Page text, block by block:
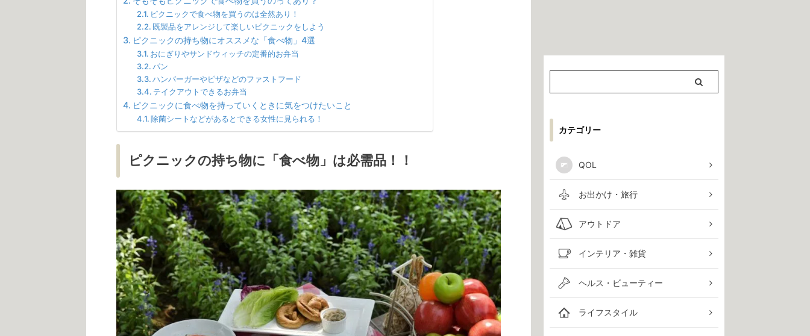
ピクニックで食べ物を買うのは全然あり！
既製品をアレンジして楽しいピクニックをしよう
ピクニックの持ち物にオススメな「食べ物」4選
おにぎりやサンドウィッチの定番的お弁当
パン
ハンバーガーやピザなどのファストフード
テイクアウトできるお弁当
ピクニックに食べ物を持っていくときに気をつけたいこと
除菌シートなどがあるとできる女性に見られる！
ピクニックの持ち物に「食べ物」は必需品！！
カテゴリー
QOL
お出かけ・旅行
アウトドア
インテリア・雑貨
ヘルス・ビューティー
ライフスタイル